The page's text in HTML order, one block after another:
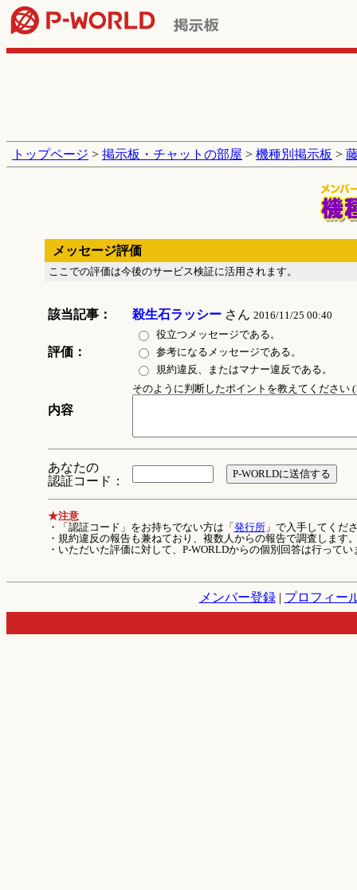
トップページ > 掲示板・チャットの部屋 > 機種別掲示板 >
メッセージ評価
ここでの評価は今後のサービス検証に活用されます。
該当記事： 殺生石ラッシーさん 2016/11/25 00:40
評価：
役立つメッセージである。
参考になるメッセージである。
規約違反、またはマナー違反である。
内容
そのように判断したポイントを教えてください
あなたの
認証コード：
★注意
・「認証コード」をお持ちでない方は「 発行所」で入手してくだ
・規約違反の報告も兼ねており、複数人からの報告で調査します
・いただいた評価に対して、P-WORLDからの個別回答は行ってい
メンバー登録| プロフィー